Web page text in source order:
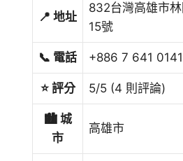
📍 地址
832台灣高雄市
15號
📞 電話 +886 7 641 0141
⭐ 評分 5/5 (4 則評論)
🏙️ 城
市
高雄市